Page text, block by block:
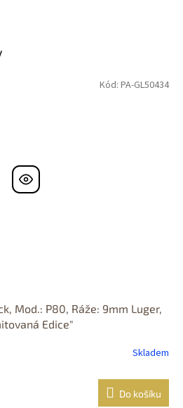
Mod.: P80, Ráže: 9mm Luger,
Edice"
Skladem
Do košíku
Kód: PA-GL50434